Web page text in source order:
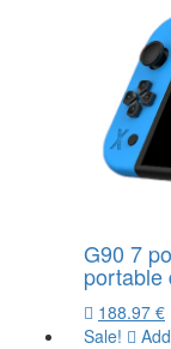
G90 7
portable
188.97 €
Sale!